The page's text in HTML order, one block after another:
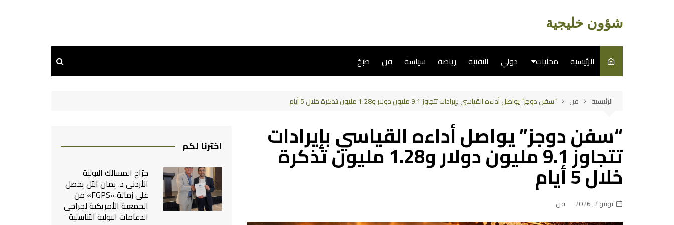
شؤون خليجية
الرئيسية محليات
طبخ
دولي التقنية رياضة سياسة فن طبخ
الرئيسية فن “سفن دوجز” يواصل أداءه القياسي بإيرادات تتجاوز 9.1 مليون دولار و1.28 مليون تذكرة خلال 5 أيام
“سفن دوجز” يواصل أداءه القياسي بإيرادات
تتجاوز 9.1 مليون دولار و1.28 مليون تذكرة
خلال 5 أيام
يونيو 2, 2026 فن
اخترنا لكم
جرّاح المسالك البولية
الأردني د. يمان التل يحصل
على زمالة «FGPS» من
الجمعية الأمريكية لجراحي
الدعامات البولية التناسلية